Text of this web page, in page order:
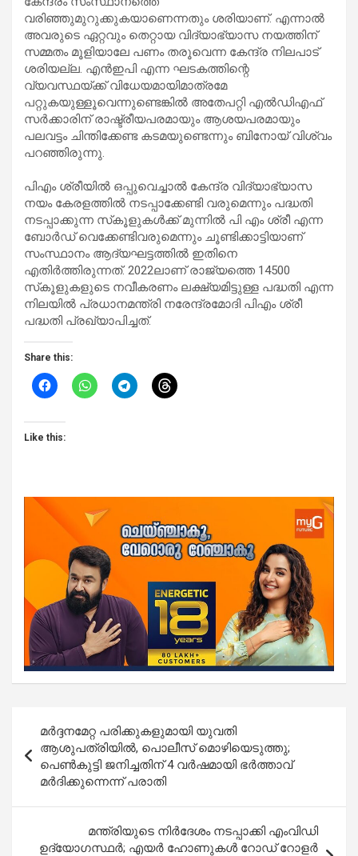
വരിഞ്ഞുമുറുക്കുകയാണെന്നതും ശരിയാണ്. എന്നാൽ
അവരുടെ ഏറ്റവും തെറ്റായ വിദ്യാഭ്യാസ നയത്തിന്
സമ്മതം മൂളിയാലേ പണം തരൂവെന്ന കേന്ദ്ര നിലപാട്
ശരിയല്ല. എൻഇപി എന്ന ഘടകത്തിന്റെ
വ്യവസ്ഥയ്ക്ക് വിധേയമായിമാത്രമേ
പറ്റുകയുള്ളൂവെന്നുണ്ടെങ്കിൽ അതേപറ്റി എൽഡിഎഫ്
സർക്കാരിന് രാഷ്ട്രീയപരമായും ആശയപരമായും
പലവട്ടം ചിന്തിക്കേണ്ട കടമയുണ്ടെന്നും ബിനോയ് വിശ്വം
പറഞ്ഞിരുന്നു.
പിഎം ശ്രീയിൽ ഒപ്പുവെച്ചാൽ കേന്ദ്ര വിദ്യാഭ്യാസ
നയം കേരളത്തിൽ നടപ്പാക്കേണ്ടി വരുമെന്നും പദ്ധതി
നടപ്പാക്കുന്ന സ്‌കൂളുകൾക്ക് മുന്നിൽ പി എം ശ്രീ എന്ന
ബോർഡ് വെക്കേണ്ടിവരുമെന്നും ചൂണ്ടിക്കാട്ടിയാണ്
സംസ്ഥാനം ആദ്യഘട്ടത്തിൽ ഇതിനെ
എതിർത്തിരുന്നത്. 2022ലാണ് രാജ്യത്തെ 14500
സ്‌കൂളുകളുടെ നവീകരണം ലക്ഷ്യമിട്ടുള്ള പദ്ധതി എന്ന
നിലയിൽ പ്രധാനമന്ത്രി നരേന്ദ്രമോദി പിഎം ശ്രീ
പദ്ധതി പ്രഖ്യാപിച്ചത്.
Share this:
Like this:
navigation
മർദ്ദനമേറ്റ പരിക്കുകളുമായി യുവതി
ആശുപത്രിയിൽ, പൊലീസ് മൊഴിയെടുത്തു;
പെൺകുട്ടി ജനിച്ചതിന് 4 വർഷമായി ഭർത്താവ്
മർദിക്കുന്നെന്ന് പരാതി
മന്ത്രിയുടെ നിര്‍ദേശം നടപ്പാക്കി എംവിഡി
ഉദ്യോഗസ്ഥര്‍; എയര്‍ ഹോണുകള്‍ റോഡ് റോളര്‍